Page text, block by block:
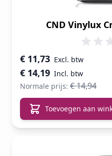
CND Vinylux
Speciale prijs
€ 14,19
€ 11,73
Normale prijs: € 14,94
Toevoegen aan